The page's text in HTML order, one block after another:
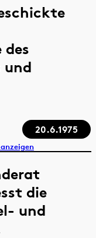
und
20.6.1975
die
und